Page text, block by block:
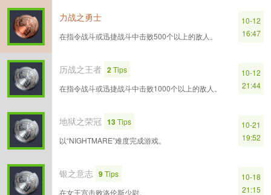
力战之勇士
在指令战斗或迅捷战斗中击败500个以上的敌人。
10-12
16:47
历战之王者 2Tips
在指令战斗或迅捷战斗中击败1000个以上的敌人。
10-12
21:44
地狱之荣冠 13Tips
以“NIGHTMARE”难度完成游戏。
10-21
19:52
银之意志 9Tips
在女王宫击败洛伦斯少尉。
10-18
21:15